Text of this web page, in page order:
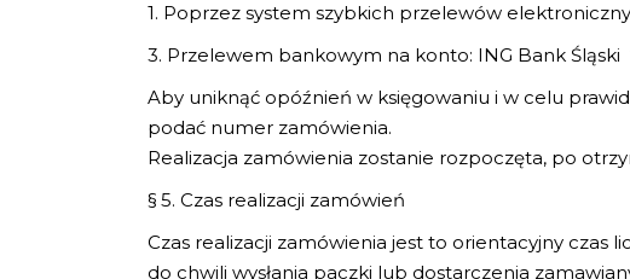
1. Poprzez system szybkich przelewów
3. Przelewem bankowym na konto: ING Bank Śląski
Aby uniknąć opóźnień w księgowaniu i w celu
podać numer zamówienia.
Realizacja zamówienia zostanie rozpoczęta, po
§ 5. Czas realizacji zamówień
Czas realizacji zamówienia jest to orientacyjny czas
do chwili wysłania paczki lub dostarczenia